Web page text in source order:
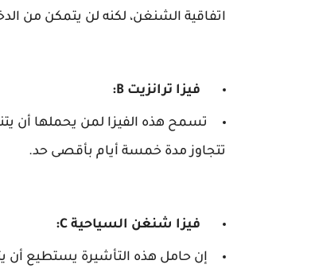
اتفاقية الشنغن، لكنه لن يتمكن من
فيزا ترانزيت B:
تسمح هذه الفيزا لمن يحملها أن
تتجاوز مدة خمسة أيام بأقصى حد.
فيزا شنغن السياحية C:
إن حامل هذه التأشيرة يستطيع أن